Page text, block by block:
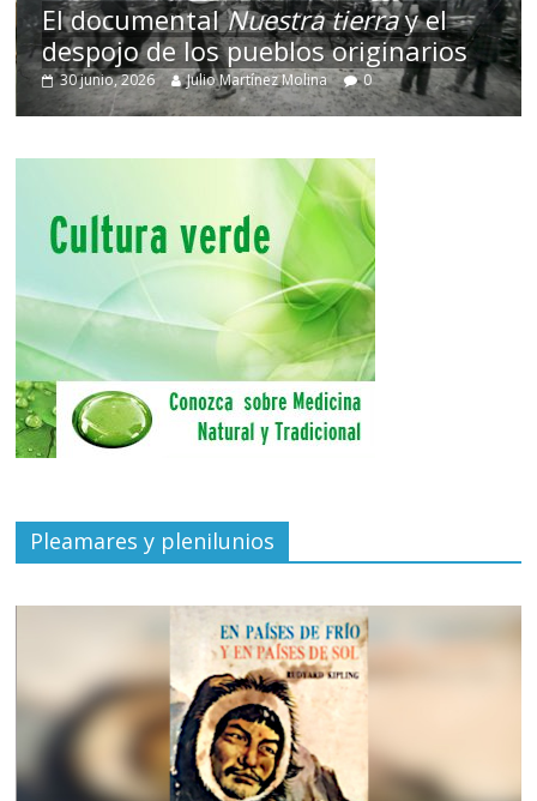
El documentalNuestra tierray el
despojo de los pueblos originarios
30 junio, 2026 Julio Martínez Molina 0
Pleamares y plenilunios